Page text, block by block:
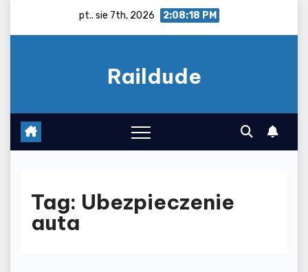
pt.. sie 7th, 2026 2:08:18 PM
Raildude
Tag: Ubezpieczenie
auta